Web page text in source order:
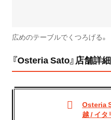
広めのテーブルでくつろげる。
『Osteria Sato』店舗詳細
Osteria
越 / イタ